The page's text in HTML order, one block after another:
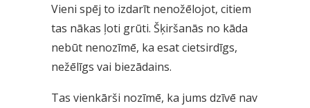
Vieni spēj to izdarīt nenožēlojot, citiem
tas nākas ļoti grūti. Šķiršanās no kāda
nebūt nenozīmē, ka esat cietsirdīgs,
nežēlīgs vai biezādains.
Tas vienkārši nozīmē, ka jums dzīvē nav